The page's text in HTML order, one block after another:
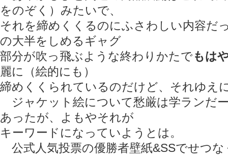
をのぞく）みたいで、
それを締めくくるのにふさわしい内容だ
の大半をしめるギャグ
部分が吹っ飛ぶような終わりかたでもは
麗に（絵的にも）
締めくくられているのだけど、それゆえ
ジャケット絵について愁厳は学ランだ
あったが、よもやそれが
キーワードになっていようとは。
公式人気投票の優勝者壁紙&SSでせつ